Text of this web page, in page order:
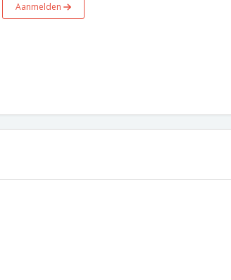
Aanmelden